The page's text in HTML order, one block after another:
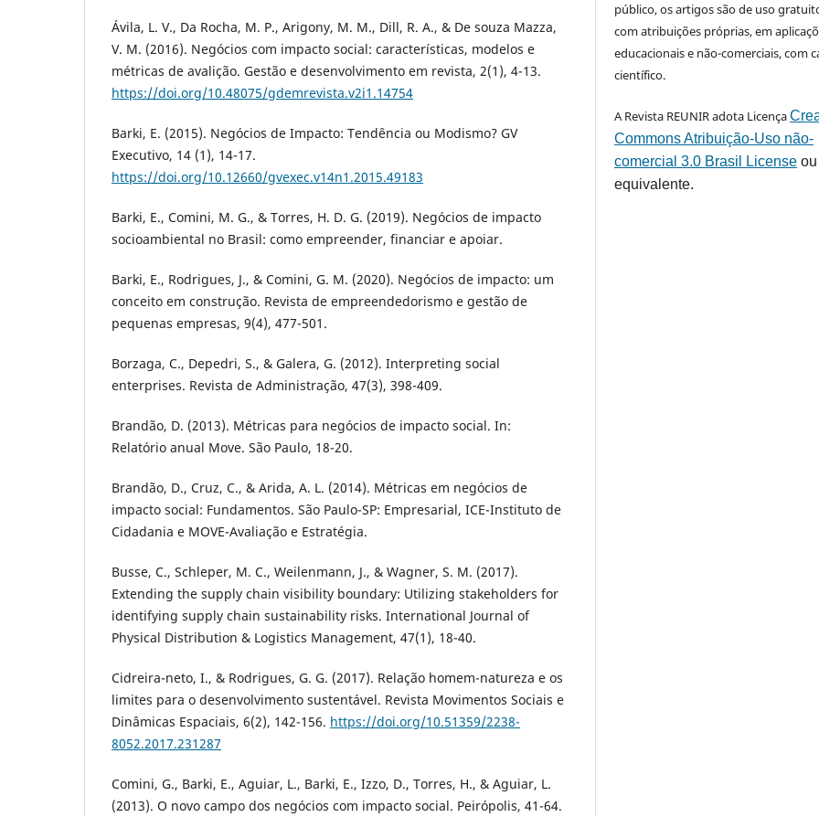
Ávila, L. V., Da Rocha, M. P., Arigony, M. M., Dill, R. A., & De souza Mazza,
V. M. (2016). Negócios com impacto social: características, modelos e
métricas de avalição. Gestão e desenvolvimento em revista, 2(1), 4-13.
https://doi.org/10.48075/gdemrevista.v2i1.14754
Barki, E. (2015). Negócios de Impacto: Tendência ou Modismo? GV
Executivo, 14 (1), 14-17.
https://doi.org/10.12660/gvexec.v14n1.2015.49183
Barki, E., Comini, M. G., & Torres, H. D. G. (2019). Negócios de impacto
socioambiental no Brasil: como empreender, financiar e apoiar.
Barki, E., Rodrigues, J., & Comini, G. M. (2020). Negócios de impacto: um
conceito em construção. Revista de empreendedorismo e gestão de
pequenas empresas, 9(4), 477-501.
Borzaga, C., Depedri, S., & Galera, G. (2012). Interpreting social
enterprises. Revista de Administração, 47(3), 398-409.
Brandão, D. (2013). Métricas para negócios de impacto social. In:
Relatório anual Move. São Paulo, 18-20.
Brandão, D., Cruz, C., & Arida, A. L. (2014). Métricas em negócios de
impacto social: Fundamentos. São Paulo-SP: Empresarial, ICE-Instituto de
Cidadania e MOVE-Avaliação e Estratégia.
Busse, C., Schleper, M. C., Weilenmann, J., & Wagner, S. M. (2017).
Extending the supply chain visibility boundary: Utilizing stakeholders for
identifying supply chain sustainability risks. International Journal of
Physical Distribution & Logistics Management, 47(1), 18-40.
Cidreira-neto, I., & Rodrigues, G. G. (2017). Relação homem-natureza e os
limites para o desenvolvimento sustentável. Revista Movimentos Sociais e
Dinâmicas Espaciais, 6(2), 142-156. https://doi.org/10.51359/2238-
8052.2017.231287
Comini, G., Barki, E., Aguiar, L., Barki, E., Izzo, D., Torres, H., & Aguiar, L.
(2013). O novo campo dos negócios com impacto social. Peirópolis, 41-64.
público, os artigos são de uso
com atribuições próprias, em
educacionais e não-comerciais, com
científico.
A Revista REUNIR adota Licença
Commons Atribuição-Uso não-
comercial 3.0 Brasil License
equivalente.